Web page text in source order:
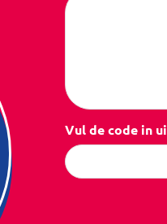
Vul de code in